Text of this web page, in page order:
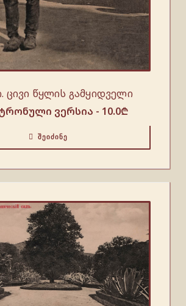
ცივი წყლის გამყიდველი
ვერსია - 10.0₾
ᲨᲔᲘᲫᲘᲜᲔ